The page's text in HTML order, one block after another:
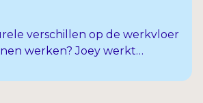
verschillen op de werkvloer
werken? Joey werkt
eigen cultuur,